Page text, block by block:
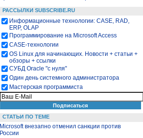
РАССЫЛКИ SUBSCRIBE.RU
Информационные технологии: CASE, RAD,
ERP, OLAP
Программирование на Microsoft Access
CASE-технологии
OS Linux для начинающих. Новости + статьи +
обзоры + ссылки
СУБД Oracle "с нуля"
Один день системного администратора
Мастерская программиста
СТАТЬИ ПО ТЕМЕ
Microsoft внезапно отменил санкции против
России